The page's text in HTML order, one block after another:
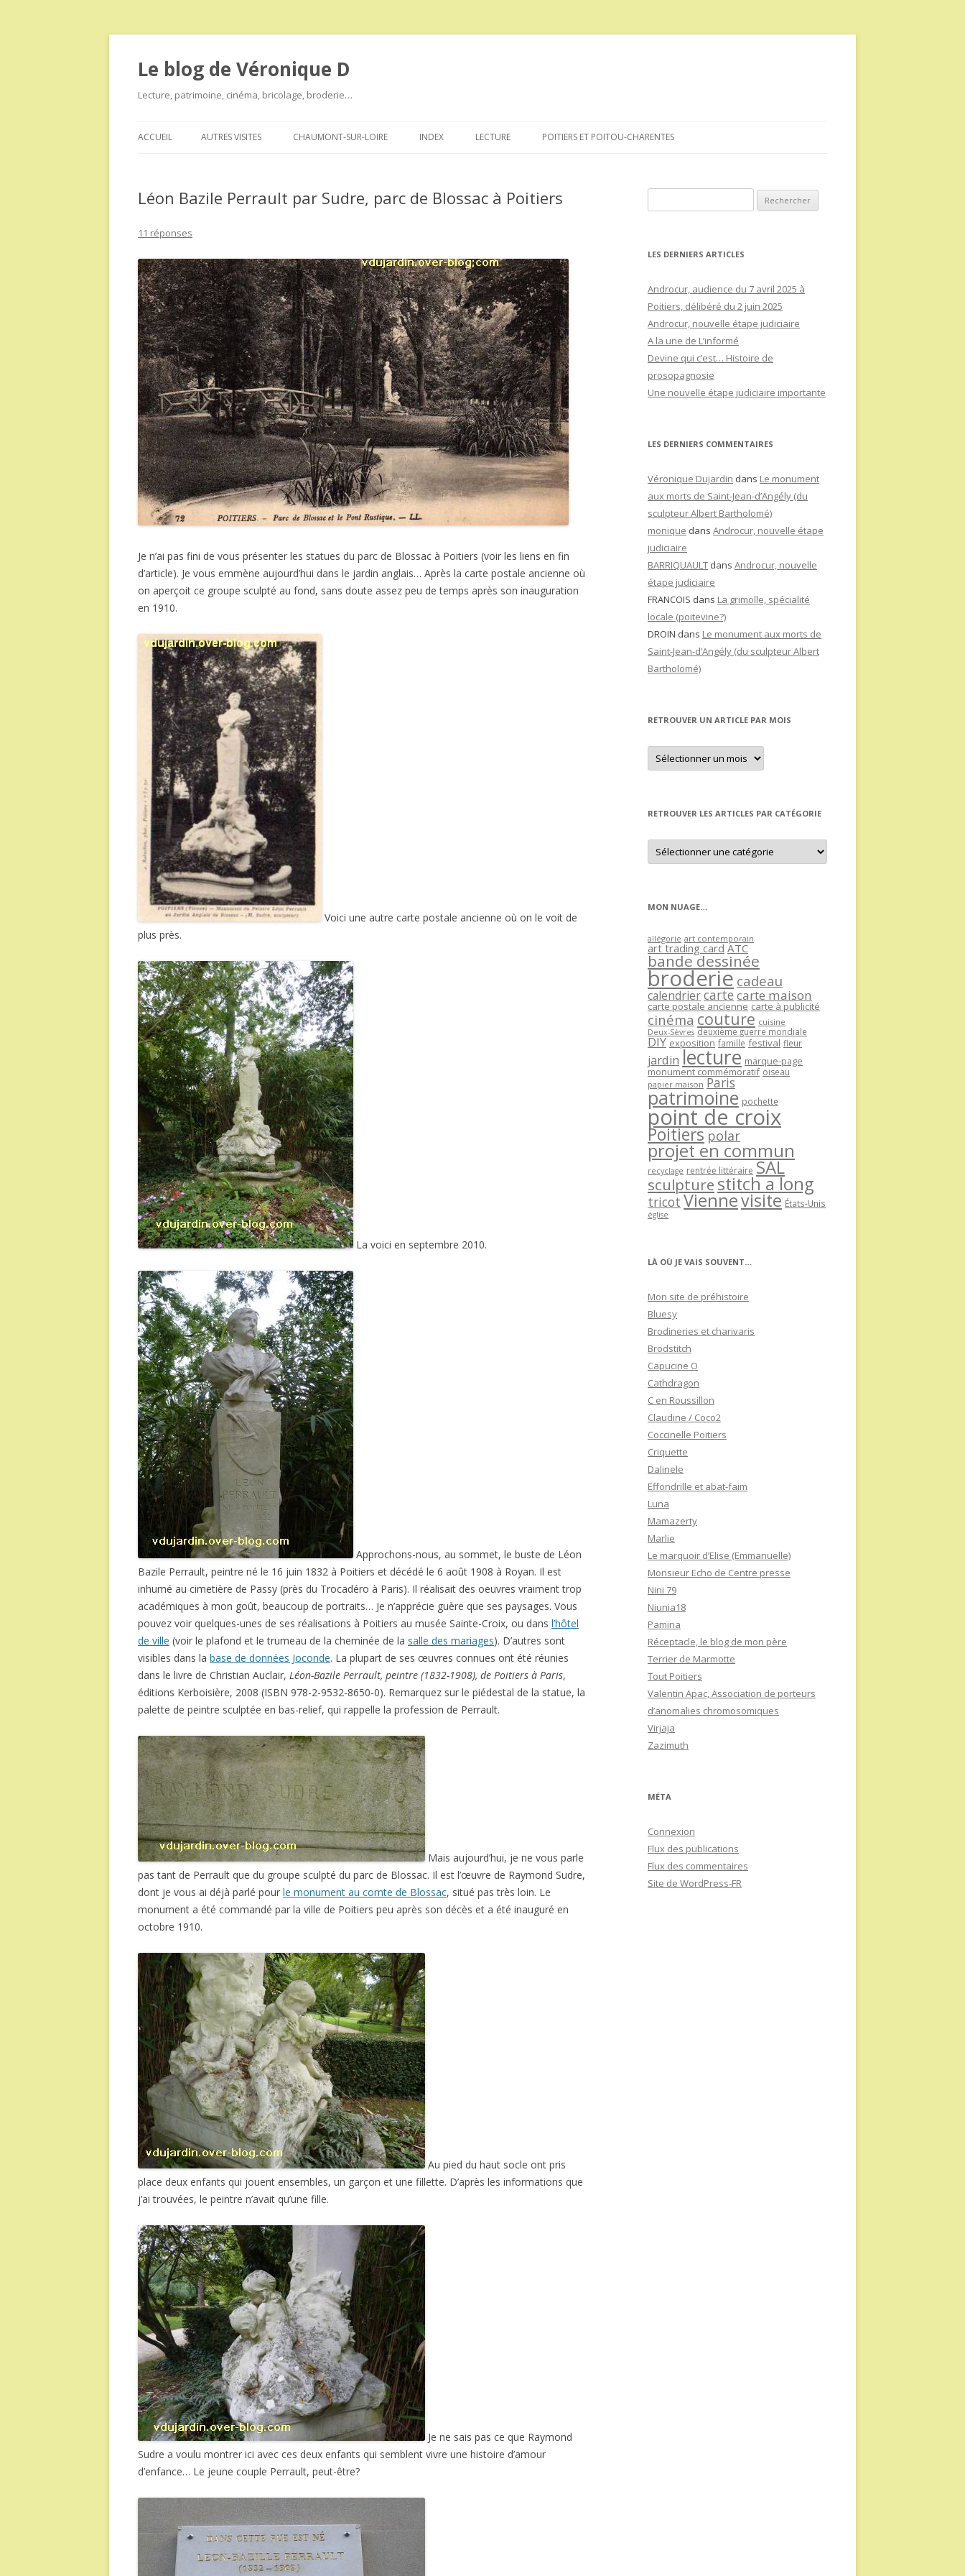
Le blog de Véronique D
Lecture, patrimoine, cinéma, bricolage, broderie…
au
ACCUEIL AUTRES VISITES CHAUMONT-SUR-LOIRE INDEX LECTURE POITIERS ET POITOU-CHARENTES
Léon Bazile Perrault par Sudre, parc de Blossac à Poitiers
11 réponses
Je n’ai pas fini de vous présenter les statues du parc de Blossac à Poitiers (voir les liens en fin
d’article). Je vous emmène aujourd’hui dans le jardin anglais… Après la carte postale ancienne où
on aperçoit ce groupe sculpté au fond, sans doute assez peu de temps après son inauguration
en 1910.
Voici une autre carte postale ancienne où on le voit de
plus près.
La voici en septembre 2010.
Approchons-nous, au sommet, le buste de Léon
Bazile Perrault, peintre né le 16 juin 1832 à Poitiers et décédé le 6 août 1908 à Royan. Il est
inhumé au cimetière de Passy (près du Trocadéro à Paris). Il réalisait des oeuvres vraiment trop
académiques à mon goût, beaucoup de portraits… Je n’apprécie guère que ses paysages. Vous
pouvez voir quelques-unes de ses réalisations à Poitiers au musée Sainte-Croix, ou dans l’hôtel
de ville (voir le plafond et le trumeau de la cheminée de la salle des mariages). D’autres sont
visibles dans la base de données Joconde. La plupart de ses œuvres connues ont été réunies
dans le livre de Christian Auclair, Léon-Bazile Perrault, peintre (1832-1908), de Poitiers à Paris,
éditions Kerboisière, 2008 (ISBN 978-2-9532-8650-0). Remarquez sur le piédestal de la statue, la
palette de peintre sculptée en bas-relief, qui rappelle la profession de Perrault.
Mais aujourd’hui, je ne vous parle
pas tant de Perrault que du groupe sculpté du parc de Blossac. Il est l’œuvre de Raymond Sudre,
dont je vous ai déjà parlé pour le monument au comte de Blossac, situé pas très loin. Le
monument a été commandé par la ville de Poitiers peu après son décès et a été inauguré en
octobre 1910.
Au pied du haut socle ont pris
place deux enfants qui jouent ensembles, un garçon et une fillette. D’après les informations que
j’ai trouvées, le peintre n’avait qu’une fille.
Je ne sais pas ce que Raymond
Sudre a voulu montrer ici avec ces deux enfants qui semblent vivre une histoire d’amour
d’enfance… Le jeune couple Perrault, peut-être?
LES DERNIERS ARTICLES
Androcur, audience du 7 avril 2025 à
Poitiers, délibéré du 2 juin 2025
Androcur, nouvelle étape judiciaire
A la une de L’informé
Devine qui c’est… Histoire de
prosopagnosie
Une nouvelle étape judiciaire importante
LES DERNIERS COMMENTAIRES
Véronique Dujardin dans Le monument
aux morts de Saint-Jean-d’Angély (du
sculpteur Albert Bartholomé)
monique dans Androcur, nouvelle étape
judiciaire
BARRIQUAULT dans Androcur, nouvelle
étape judiciaire
FRANCOIS dans La grimolle, spécialité
locale (poitevine?)
DROIN dans Le monument aux morts de
Saint-Jean-d’Angély (du sculpteur Albert
Bartholomé)
RETROUVER UN ARTICLE PAR MOIS
Retrouver
un
article
RETROUVER LES ARTICLES PAR CATÉGORIE
Retrouver
les
articles
MON NUAGE…
allégorie art contemporain
art trading card ATC
bande dessinée
broderie cadeau
calendriercartecarte maison
carte postale ancienne carte à publicité
cinéma couture cuisine
Deux-Sèvres deuxième guerre mondiale
DIY exposition famille festival fleur
jardin lecture marque-page
monument commémoratif oiseau
papier maison Paris
patrimoine pochette
point de croix
Poitiers polar
projet en commun
recyclage rentrée littéraire SAL
sculpture stitch a long
tricot Viennevisite États-Unis
église
LÀ OÙ JE VAIS SOUVENT…
Mon site de préhistoire
Bluesy
Brodineries et charivaris
Brodstitch
Capucine O
Cathdragon
C en Roussillon
Claudine / Coco2
Coccinelle Poitiers
Criquette
Dalinele
Effondrille et abat-faim
Luna
Mamazerty
Marlie
Le marquoir d’Elise (Emmanuelle)
Monsieur Echo de Centre presse
Nini 79
Niunia18
Pamina
Réceptacle, le blog de mon père
Terrier de Marmotte
Tout Poitiers
Valentin Apac, Association de porteurs
d’anomalies chromosomiques
Virjaja
Zazimuth
MÉTA
Connexion
Flux des publications
Flux des commentaires
Site de WordPress-FR